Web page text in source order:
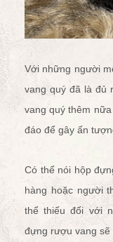
Với những người
vang quý đã là đủ
vang quý thêm
đáo để gây ấn
Có thể nói hộp
hàng hoặc người
thể thiếu đối với
đựng rượu vang sẽ